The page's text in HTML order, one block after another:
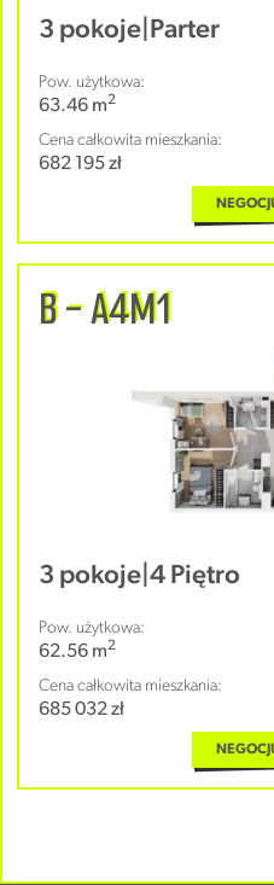
3 pokoje Parter
Pow. użytkowa:
63.46 m2
Cena całkowita mieszkania:
682 195 zł
B - A4M1
3 pokoje 4 Piętro
Pow. użytkowa:
62.56 m2
Cena całkowita mieszkania:
685 032 zł